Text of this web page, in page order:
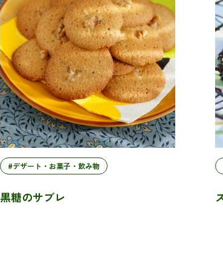
#デザート・お菓子・飲み物
黒糖のサブレ